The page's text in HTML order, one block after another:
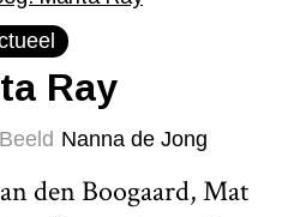
Ray
Beeld Nanna de Jong
den Boogaard, Mat